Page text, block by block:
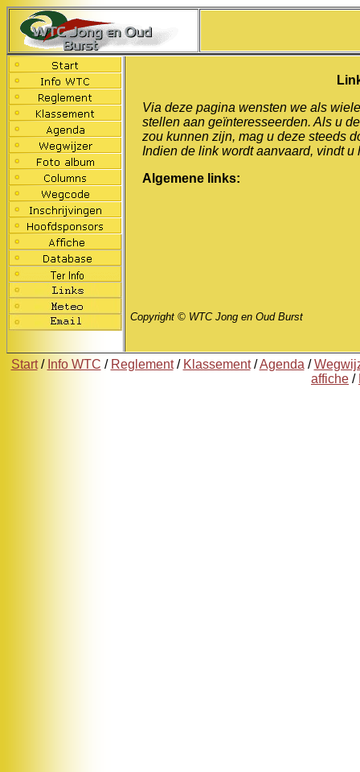
Via deze pagina wensten we als
stellen aan geïnteresseerden. Als u
zou kunnen zijn, mag u deze steeds
Indien de link wordt aanvaard, vindt
Algemene links:
Copyright © WTC Jong en Oud Burst
Start/ Info WTC / Reglement/ Klassement/Agenda /
affiche /